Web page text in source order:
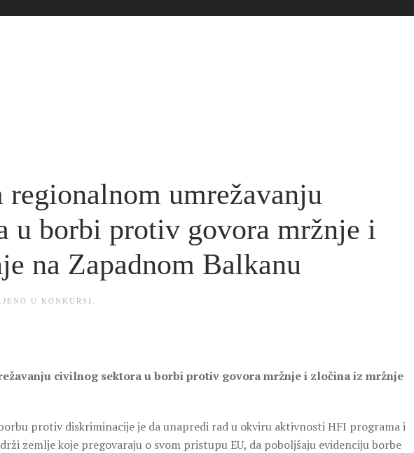
regionalnom umrežavanju
u borbi protiv govora mržnje i
na Zapadnom Balkanu
U KONKURSI
civilnog sektora u borbi protiv govora mržnje i zločina iz mržnje
protiv diskriminacije je da unapredi rad u okviru aktivnosti HFI programa i
zemlje koje pregovaraju o svom pristupu EU, da poboljšaju evidenciju borbe